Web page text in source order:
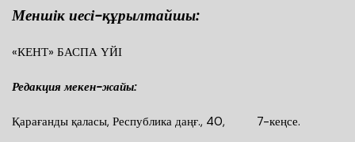
Меншік иесі-құрылтайшы:
«КЕНТ» БАСПА ҮЙІ
Редакция мекен-жайы:
Қарағанды қаласы, Республика даңғ., 40, 7-кеңсе.